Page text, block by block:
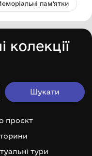
пам'ятки
колекції
проєкт
тури